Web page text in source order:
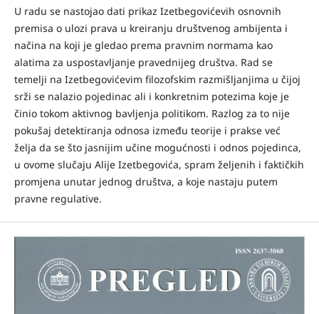
U radu se nastojao dati prikaz Izetbegovićevih osnovnih
premisa o ulozi prava u kreiranju društvenog ambijenta i
načina na koji je gledao prema pravnim normama kao
alatima za uspostavljanje pravednijeg društva. Rad se
temelji na Izetbegovićevim filozofskim razmišljanjima u čijoj
srži se nalazio pojedinac ali i konkretnim potezima koje je
činio tokom aktivnog bavljenja politikom. Razlog za to nije
pokušaj detektiranja odnosa između teorije i prakse već
želja da se što jasnijim učine mogućnosti i odnos pojedinca,
u ovome slučaju Alije Izetbegovića, spram željenih i faktičkih
promjena unutar jednog društva, a koje nastaju putem
pravne regulative.